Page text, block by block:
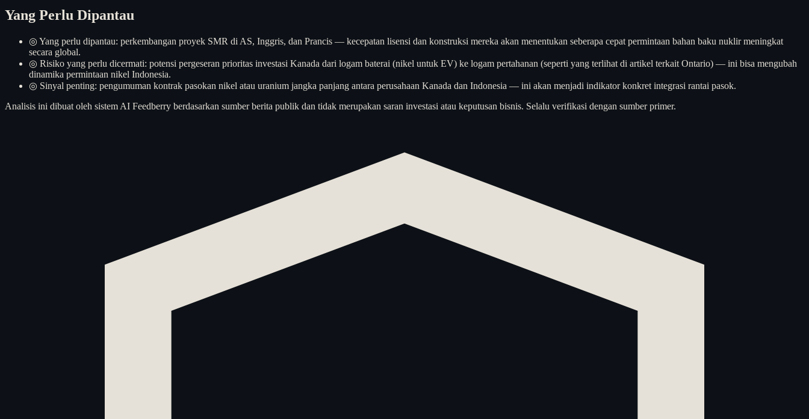
Yang Perlu Dipantau
◎ Yang perlu dipantau: perkembangan proyek SMR di AS, Inggris, dan Prancis — kecepatan lisensi dan konstruksi mereka akan menentukan seberapa cepat permintaan bahan baku nuklir meningkat
secara global.
◎ Risiko yang perlu dicermati: potensi pergeseran prioritas investasi Kanada dari logam baterai (nikel untuk EV) ke logam pertahanan (seperti yang terlihat di artikel terkait Ontario) — ini bisa mengubah
dinamika permintaan nikel Indonesia.
◎ Sinyal penting: pengumuman kontrak pasokan nikel atau uranium jangka panjang antara perusahaan Kanada dan Indonesia — ini akan menjadi indikator konkret integrasi rantai pasok.
Analisis ini dibuat oleh sistem AI Feedberry berdasarkan sumber berita publik dan tidak merupakan saran investasi atau keputusan bisnis. Selalu verifikasi dengan sumber primer.